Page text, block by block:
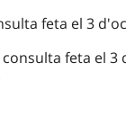
feta el 3
consulta feta el